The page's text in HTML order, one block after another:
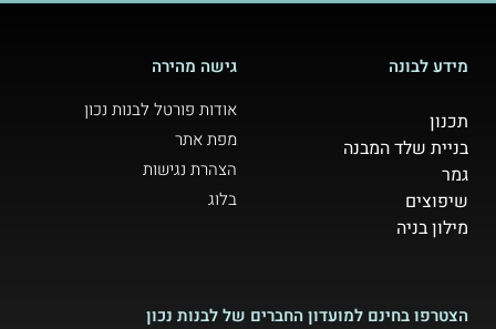
מידע לבונה
תכנון
בניית שלד המבנה
גמר
שיפוצים
מילון בניה
גישה מהירה
אודות פורטל לבנות נכון
מפת אתר
הצהרת נגישות
בלוג
הצטרפו בחינם למועדון החברים של לבנות נכון